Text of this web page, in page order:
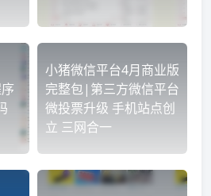
小猪微信平台4月商业版
完整包|第三方微信平台
微投票升级 手机站点创
立 三网合一